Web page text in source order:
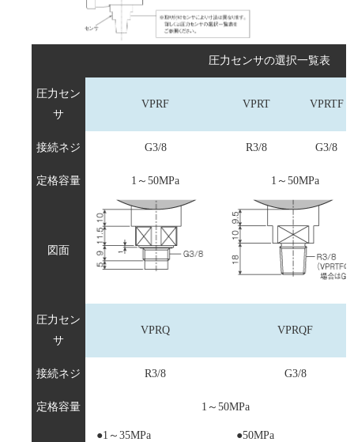
圧力センサの選択一覧表
圧力セン
サ
VPRF VPRT VPRTF
接続ネジ G3/8 R3/8 G3/8
定格容量 1～50MPa 1～50MPa
図面
圧力セン
サ
VPRQ VPRQF
接続ネジ R3/8 G3/8
定格容量 1～50MPa
●1～35MPa ●50MPa